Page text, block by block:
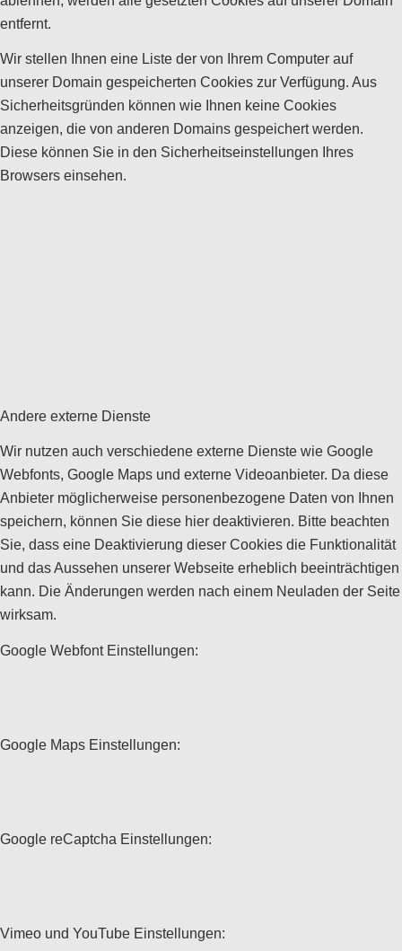
entfernt.
Wir stellen Ihnen eine Liste der von Ihrem Computer auf
unserer Domain gespeicherten Cookies zur Verfügung. Aus
Sicherheitsgründen können wie Ihnen keine Cookies
anzeigen, die von anderen Domains gespeichert werden.
Diese können Sie in den Sicherheitseinstellungen Ihres
Browsers einsehen.
Andere externe Dienste
Wir nutzen auch verschiedene externe Dienste wie Google
Webfonts, Google Maps und externe Videoanbieter. Da diese
Anbieter möglicherweise personenbezogene Daten von Ihnen
speichern, können Sie diese hier deaktivieren. Bitte beachten
Sie, dass eine Deaktivierung dieser Cookies die Funktionalität
und das Aussehen unserer Webseite erheblich beeinträchtigen
kann. Die Änderungen werden nach einem Neuladen der Seite
wirksam.
Google Webfont Einstellungen:
Google Maps Einstellungen:
Google reCaptcha Einstellungen:
Vimeo und YouTube Einstellungen: